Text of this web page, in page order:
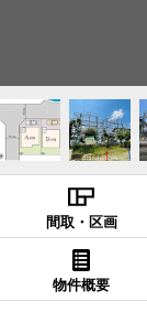
間取・区画
物件概要